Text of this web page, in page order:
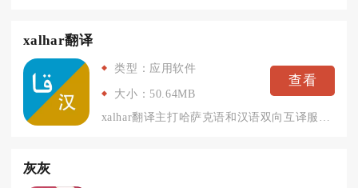
xalhar翻译
类型：应用软件
大小：50.64MB
查看
灰灰